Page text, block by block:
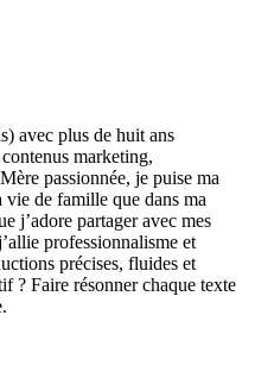
avec plus de huit ans
marketing,
passionnée, je puise ma
de famille que dans ma
j’adore partager avec mes
professionnalisme et
précises, fluides et
? Faire résonner chaque texte